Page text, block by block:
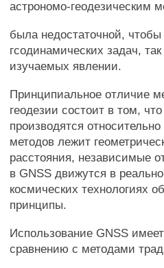
астрономо-геодезическим
была недостаточной,
гсодинамических задач,
изучаемых явлении.
Принципиальное отличие
геодезии состоит в том,
производятся
методов лежит
расстояния, независимые
в GNSS движутся в
космических технологиях
принципы.
Использование GNSS
сравнению с методами